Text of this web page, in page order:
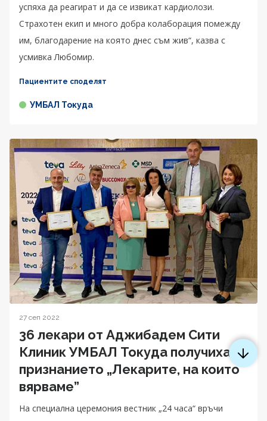
успяха да реагират и да се извикат кардиолози.
Страхотен екип и много добра колаборация помежду
им, благодарение на която днес съм жив“, казва с
усмивка Любомир.
Пациентите споделят
УМБАЛ Токуда
27 сеп 2022
36 лекари от Аджибадем Сити
Клиник УМБАЛ Токуда получиха
признанието „Лекарите, на които
вярваме”
На специална церемония вестник „24 часа“ връчи